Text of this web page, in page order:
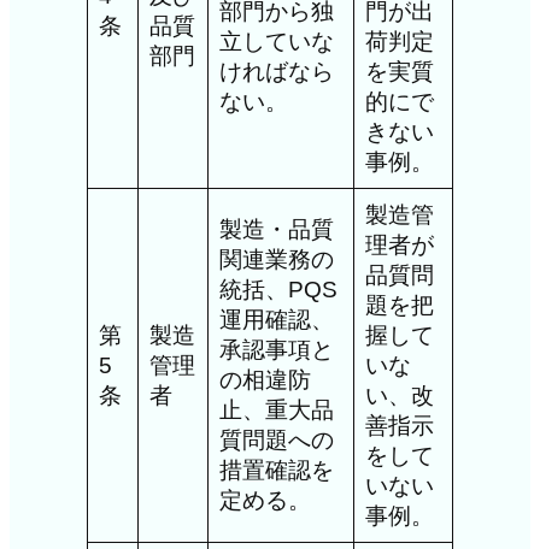
条
品質
部門
部門から独
立していな
ければなら
ない。
門が出
荷判定
を実質
的にで
きない
事例。
第
5
条
製造
管理
者
製造・品質
関連業務の
統括、PQS
運用確認、
承認事項と
の相違防
止、重大品
質問題への
措置確認を
定める。
製造管
理者が
品質問
題を把
握して
いな
い、改
善指示
をして
いない
事例。